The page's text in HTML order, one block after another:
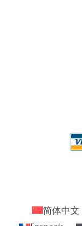
简体中文